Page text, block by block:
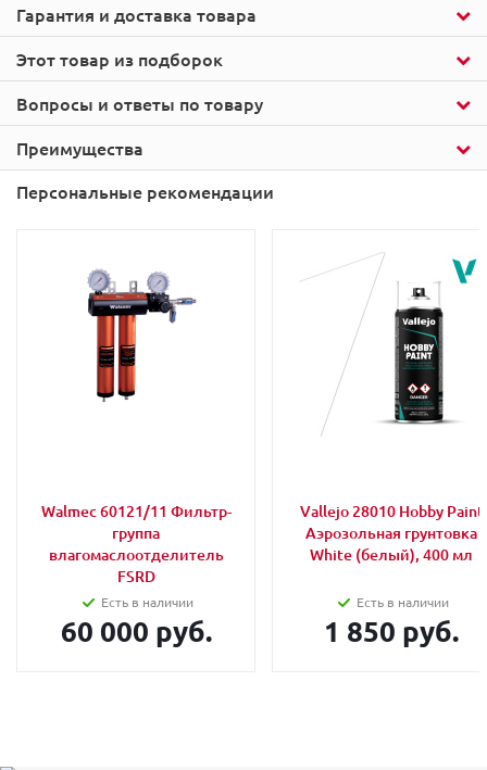
Этот товар из подборок
Гарантия и доставка товара
Вопросы и ответы по товару
Преимущества
Персональные рекомендации
Walmec 60121/11 Фильтр-
группа
влагомаслоотделитель
FSRD
Есть в наличии
60 000 руб.
Vallejo 28010 Hobby Paint
Аэрозольная грунтовка
White (белый), 400 мл
Есть в наличии
1 850 руб.